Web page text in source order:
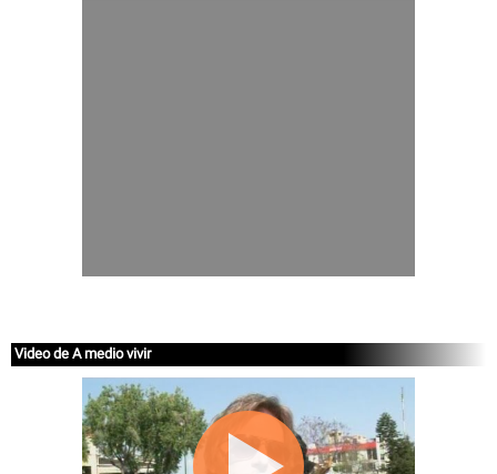
Video de A medio vivir